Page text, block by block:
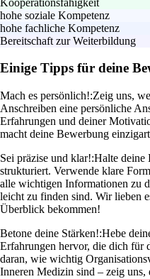
hohe soziale Kompetenz
hohe fachliche Kompetenz
Bereitschaft zur Weiterbildung
Einige Tipps für deine
Mach es persönlich!:Zeig uns,
Anschreiben eine persönliche
Erfahrungen und deiner
macht deine Bewerbung
Sei präzise und klar!:Halte deine
strukturiert. Verwende klare
alle wichtigen Informationen zu
leicht zu finden sind. Wir lieben
Überblick bekommen!
Betone deine Stärken!:Hebe
Erfahrungen hervor, die dich für
daran, wie wichtig
Inneren Medizin sind – zeig uns,